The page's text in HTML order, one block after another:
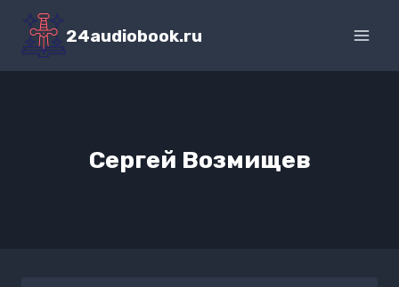
Перейти
содержимому
24audiobook.ru
Сергей Возмищев